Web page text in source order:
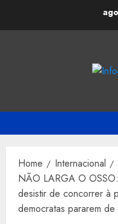
Home
Internacional
NÃO LARGA O
desistir de concorrer à
democratas pararem de